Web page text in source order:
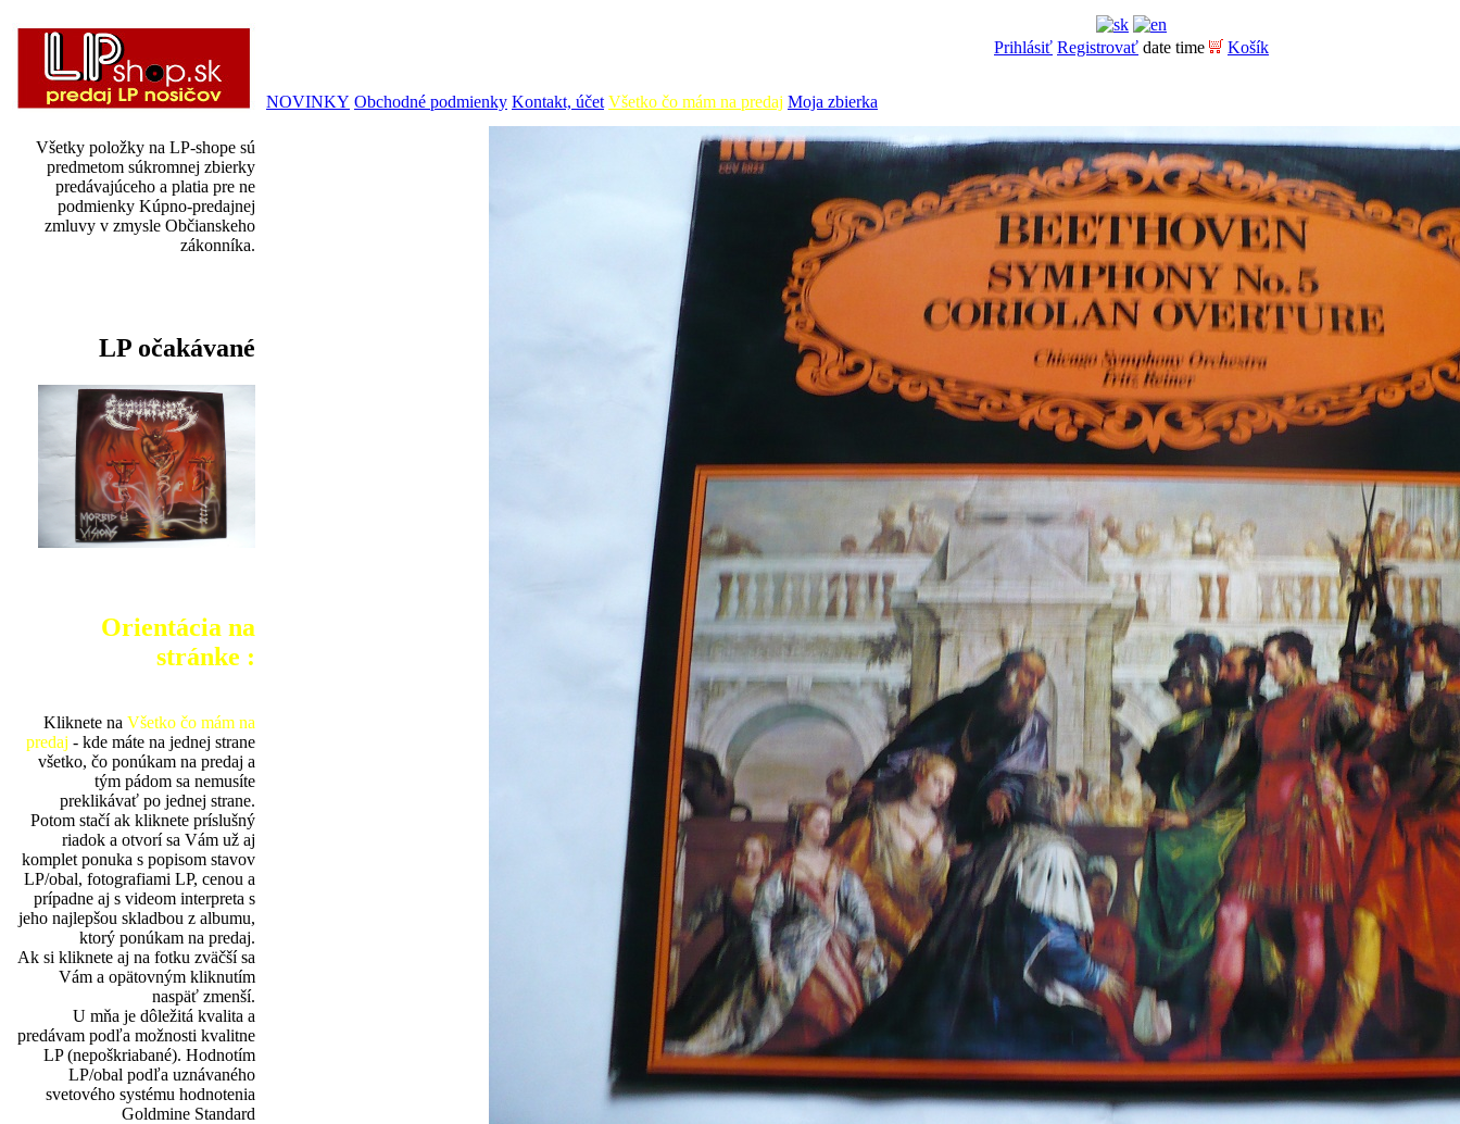
Všetky položky na LP-shope sú
predmetom súkromnej zbierky
predávajúceho a platia pre ne
podmienky Kúpno-predajnej
zmluvy v zmysle Občianskeho
zákonníka.
LP očakávané
Orientácia na
stránke :
Kliknete na Všetko čo mám na
predaj - kde máte na jednej strane
všetko, čo ponúkam na predaj a
tým pádom sa nemusíte
preklikávať po jednej strane.
Potom stačí ak kliknete príslušný
riadok a otvorí sa Vám už aj
komplet ponuka s popisom stavov
LP/obal, fotografiami LP, cenou a
prípadne aj s videom interpreta s
jeho najlepšou skladbou z albumu,
ktorý ponúkam na predaj.
Ak si kliknete aj na fotku zväčší sa
Vám a opätovným kliknutím
naspäť zmenší.
U mňa je dôležitá kvalita a
predávam podľa možnosti kvalitne
LP (nepoškriabané). Hodnotím
LP/obal podľa uznávaného
svetového systému hodnotenia
Goldmine Standard
Prihlásiť Registrovať date time Košík
NOVINKY Obchodné podmienky Kontakt, účet Všetko čo mám na predaj Moja zbierka